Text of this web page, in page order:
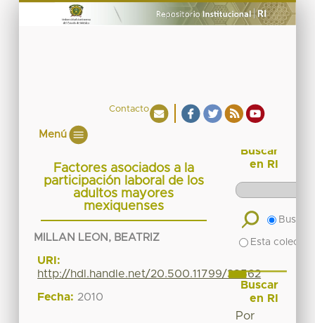
Contacto
Menú
Factores asociados a la
participación laboral de los
adultos mayores
mexiquenses
MILLAN LEON, BEATRIZ
URI:
http://hdl.handle.net/20.500.11799/38562
Fecha: 2010
Buscar
en RI
Buscar
Esta
Buscar
en RI
Por